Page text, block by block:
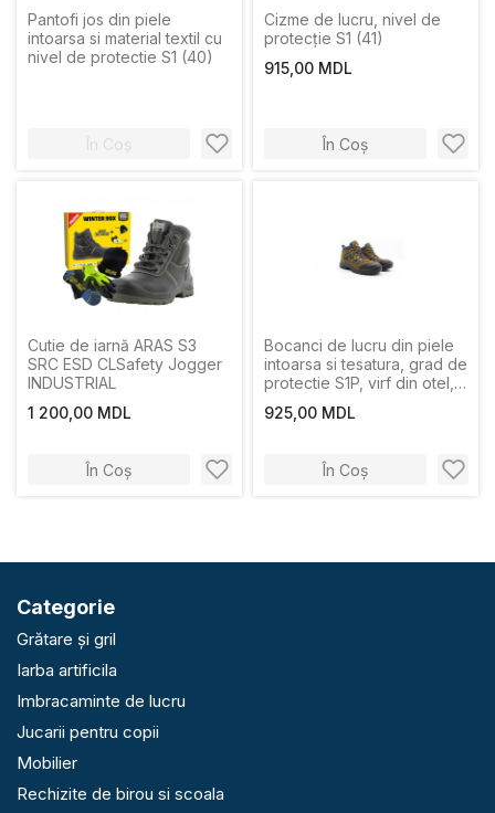
Pantofi jos din piele
intoarsa si material textil cu
nivel de protectie S1 (40)
În Coș
Cizme de lucru, nivel de
protecție S1 (41)
915,00 MDL
În Coș
Cutie de iarnă ARAS S3
SRC ESD CLSafety Jogger
INDUSTRIAL
1 200,00 MDL
În Coș
Bocanci de lucru din piele
intoarsa si tesatura, grad de
protectie S1P, virf din otel,
925,00 MDL
În Coș
Categorie
Grătare și gril
Iarba artificila
Imbracaminte de lucru
Jucarii pentru copii
Mobilier
Rechizite de birou si scoala